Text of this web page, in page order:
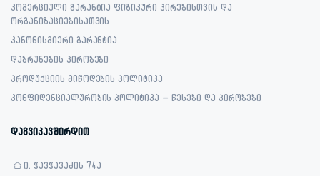
კომერციული გარანტია ფიზიკური პირებისთვის და
ორგანიზაციებისათვის
კანონისმიერი გარანტია
დაბრუნების პირობები
პროდუქციის მიწოდების პოლიტიკა
კონფიდენციალურობის პოლიტიკა – წესები და პირობები
დაგვიკავშირდით
ი. ჭავჭავაძის 74ა